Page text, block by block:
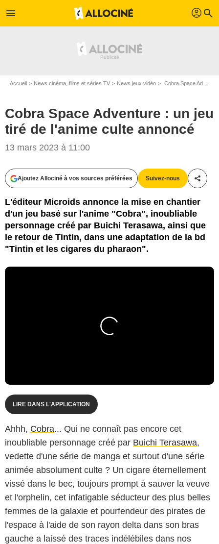
menu profil search
Accueil News cinéma, films et séries TV News jeux vidéo Cobra Space Adventure : un jeu tiré de l'anime culte annoncé
Cobra Space Adventure : un jeu
tiré de l'anime culte annoncé
13 mars 2023 à 11:00
Ajoutez Allociné à vos sources préférées Suivez-nous
L'éditeur Microids annonce la mise en chantier
d'un jeu basé sur l'anime "Cobra", inoubliable
personnage créé par Buichi Terasawa, ainsi que
le retour de Tintin, dans une adaptation de la bd
"Tintin et les cigares du pharaon".
LIRE DANS L'APPLICATION
Ahhh, Cobra... Qui ne connaît pas encore cet
inoubliable personnage créé par Buichi Terasawa,
vedette d'une série de manga et surtout d'une série
animée absolument culte ? Un cigare éternellement
vissé dans le bec, toujours prompt à sauver la veuve
et l'orphelin, cet infatigable séducteur des plus belles
femmes de la galaxie et pourfendeur des pirates de
l'espace à l'aide de son rayon delta dans son bras
gauche a laissé des traces indélébiles dans nos